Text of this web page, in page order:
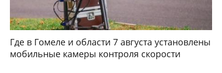
НОВОСТИ КОМПАНИЙ